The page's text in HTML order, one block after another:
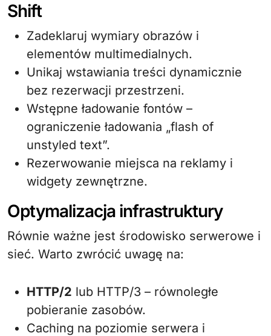
Shift
Zadeklaruj wymiary obrazów i
elementów multimedialnych.
Unikaj wstawiania treści dynamicznie
bez rezerwacji przestrzeni.
Wstępne ładowanie fontów –
ograniczenie ładowania „flash of
unstyled text”.
Rezerwowanie miejsca na reklamy i
widgety zewnętrzne.
Optymalizacja infrastruktury
Równie ważne jest środowisko serwerowe i
sieć. Warto zwrócić uwagę na:
HTTP/2 lub HTTP/3 – równoległe
pobieranie zasobów.
Caching na poziomie serwera i